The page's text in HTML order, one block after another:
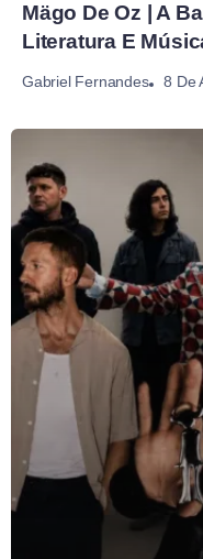
Mägo De Oz | A
Literatura E
Gabriel Fernandes 8 De